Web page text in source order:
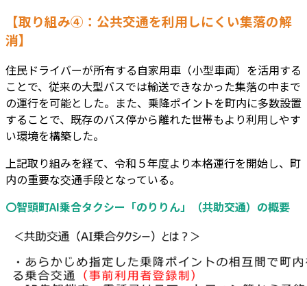
【取り組み④：公共交通を利用しにくい集落の解
消】
住民ドライバーが所有する自家用車（小型車両）を活用する
ことで、従来の大型バスでは輸送できなかった集落の中まで
の運行を可能とした。また、乗降ポイントを町内に多数設置
することで、既存のバス停から離れた世帯もより利用しやす
い環境を構築した。
上記取り組みを経て、令和５年度より本格運行を開始し、町
内の重要な交通手段となっている。
〇智頭町AI乗合タクシー「のりりん」（共助交通）の概要